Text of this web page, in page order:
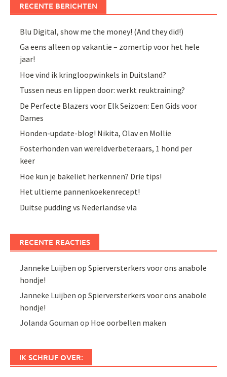
RECENTE BERICHTEN
Blu Digital, show me the money! (And they did!)
Ga eens alleen op vakantie – zomertip voor het hele
jaar!
Hoe vind ik kringloopwinkels in Duitsland?
Tussen neus en lippen door: werkt reuktraining?
De Perfecte Blazers voor Elk Seizoen: Een Gids voor
Dames
Honden-update-blog! Nikita, Olav en Mollie
Fosterhonden van wereldverbeteraars, 1 hond per
keer
Hoe kun je bakeliet herkennen? Drie tips!
Het ultieme pannenkoekenrecept!
Duitse pudding vs Nederlandse vla
RECENTE REACTIES
Janneke Luijben opSpierversterkers voor ons anabole
hondje!
Janneke Luijben opSpierversterkers voor ons anabole
hondje!
Jolanda Gouman op Hoe oorbellen maken
IK SCHRIJF OVER: